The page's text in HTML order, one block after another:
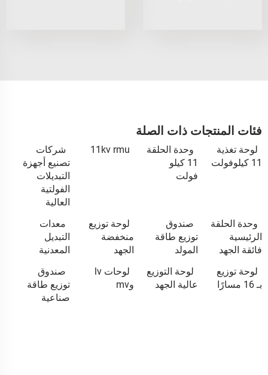
فئات المنتجات ذات الصلة
لوحة تغذية
11 كيلوفولت
وحدة الحلقة
11 كيلو
فولت
11kv rmu
شركات
تصنيع أجهزة
التبديلات
الفولتية
العالية
وحدة الحلقة
الرئيسية
فائقة الجهد
صندوق
توزيع طاقة
المولد
لوحة توزيع
منخفضة
الجهد
معدات
التبديل
المعدنية
لوحة توزيع
بـ 16 مسارًا
لوحة التوزيع
عالية الجهد
لوحات lv
وmv
صندوق
توزيع طاقة
صناعية